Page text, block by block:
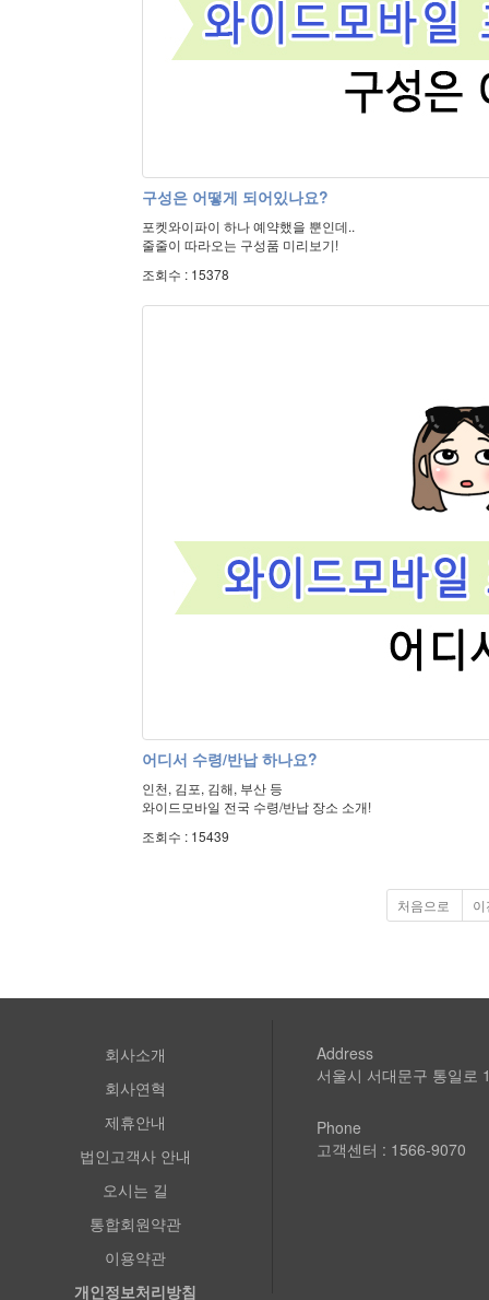
구성은 어떻게 되어있나요?
포켓와이파이 하나 예약했을 뿐인데..
줄줄이 따라오는 구성품 미리보기!
조회수 : 15378
어디서 수령/반납 하나요?
인천, 김포, 김해, 부산 등
와이드모바일 전국 수령/반납 장소 소개!
조회수 : 15439
처음으로
회사소개
회사연혁
제휴안내
법인고객사 안내
오시는 길
통합회원약관
이용약관
개인정보처리방침
Address
서울시 서대문구 통일로
Phone
고객센터 : 1566-9070